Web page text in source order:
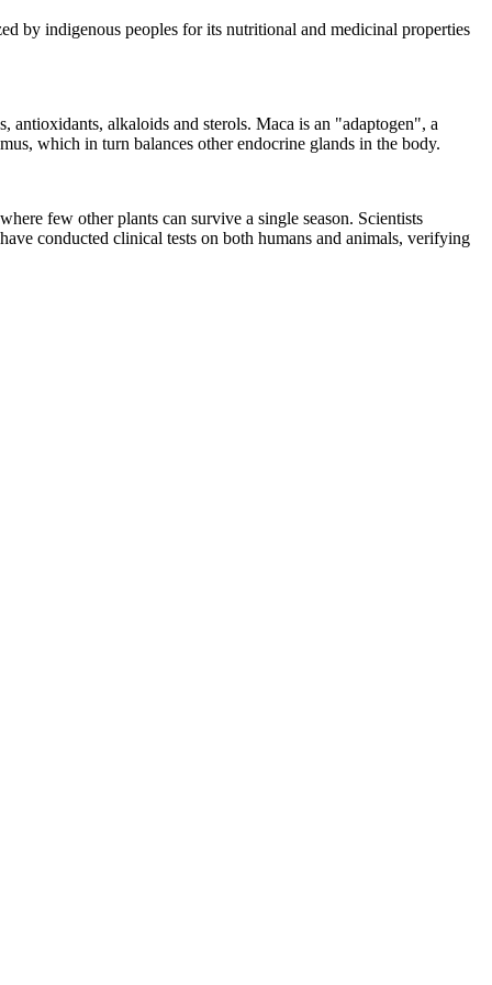
by indigenous peoples for its nutritional and medicinal properties
alkaloids and sterols. Maca is an "adaptogen", a
which in turn balances other endocrine glands in the body.
few other plants can survive a single season. Scientists
conducted clinical tests on both humans and animals, verifying